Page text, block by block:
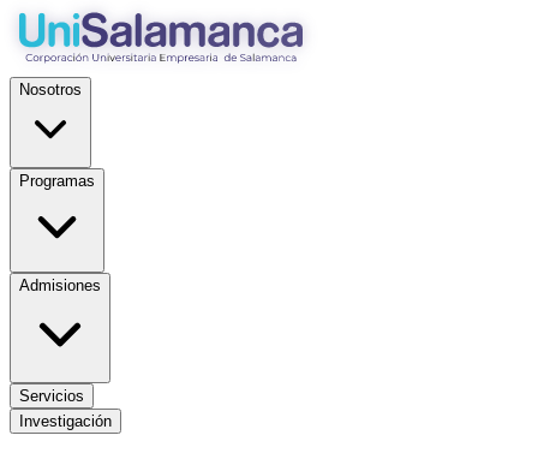
Nosotros
Programas
Admisiones
Servicios
Investigación